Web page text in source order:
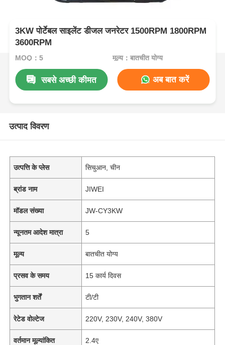
3KW पोर्टेबल साइलेंट डीजल जनरेटर 1500RPM 1800RPM
3600RPM
MOQ：5 मूल्य：बातचीत योग्य
सबसे अच्छी कीमत अब बात करें
उत्पाद विवरण
उत्पत्ति के प्लेस सिचुआन, चीन
ब्रांड नाम JIWEI
मॉडल संख्या JW-CY3KW
न्यूनतम आदेश मात्रा 5
मूल्य बातचीत योग्य
प्रसव के समय 15 कार्य दिवस
भुगतान शर्तें टी/टी
रेटेड वोल्टेज 220V, 230V, 240V, 380V
वर्तमान मूल्यांकित 2.4ए